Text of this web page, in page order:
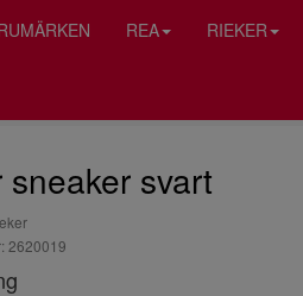
REA RIEKER
sneaker svart
2620019